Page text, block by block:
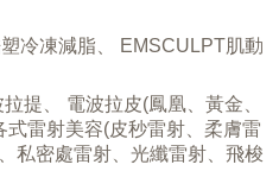
冷凍減脂、 EMSCULPT肌動
提、 電波拉皮(鳳凰、黃金、
雷射美容(皮秒雷射、柔膚雷
私密處雷射、光纖雷射、飛梭